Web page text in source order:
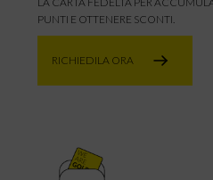
PUNTI E OTTENERE SCONTI.
RICHIEDILA ORA